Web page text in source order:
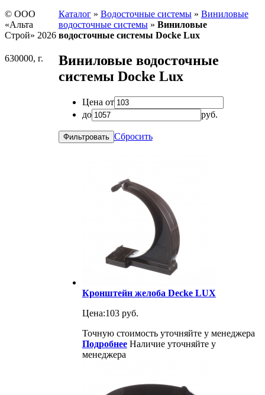
Каталог» Водосточные системы» Виниловые
водосточные системы» Виниловые
водосточные системы Docke Lux
Виниловые водосточные
системы Docke Lux
Цена от
до
руб.
Сбросить
Кронштейн желоба Decke LUX
Цена:103 руб.
Точную стоимость уточняйте у менеджера
Подробнее Наличие уточняйте у
менеджера
© ООО
«Альта
Строй» 2026
630000, г.